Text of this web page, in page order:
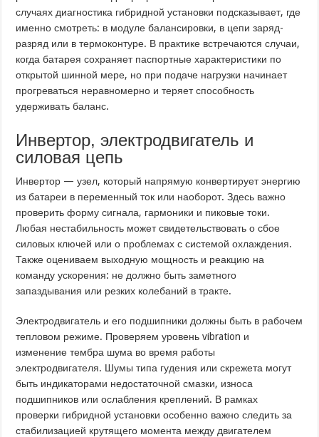
случаях диагностика гибридной установки подсказывает, где
именно смотреть: в модуле балансировки, в цепи заряд-
разряд или в термоконтуре. В практике встречаются случаи,
когда батарея сохраняет паспортные характеристики по
открытой шинной мере, но при подаче нагрузки начинает
прогреваться неравномерно и теряет способность
удерживать баланс.
Инвертор, электродвигатель и
силовая цепь
Инвертор — узел, который напрямую конвертирует энергию
из батареи в переменный ток или наоборот. Здесь важно
проверить форму сигнала, гармоники и пиковые токи.
Любая нестабильность может свидетельствовать о сбое
силовых ключей или о проблемах с системой охлаждения.
Также оцениваем выходную мощность и реакцию на
команду ускорения: не должно быть заметного
запаздывания или резких колебаний в тракте.
Электродвигатель и его подшипники должны быть в рабочем
тепловом режиме. Проверяем уровень vibration и
изменение тембра шума во время работы
электродвигателя. Шумы типа гудения или скрежета могут
быть индикаторами недостаточной смазки, износа
подшипников или ослабления креплений. В рамках
проверки гибридной установки особенно важно следить за
стабилизацией крутящего момента между двигателем